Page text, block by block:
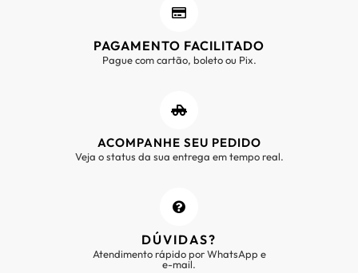
PAGAMENTO FACILITADO
Pague com cartão, boleto ou Pix.
ACOMPANHE SEU PEDIDO
Veja o status da sua entrega em tempo real.
DÚVIDAS?
Atendimento rápido por WhatsApp e
e-mail.